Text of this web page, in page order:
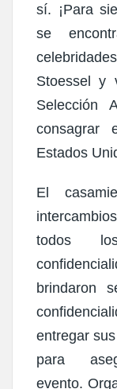
sí. ¡Para
se
Stoessel y
Selección
consagrar
Estados
El
todos
brindaron
entregar
para
evento.